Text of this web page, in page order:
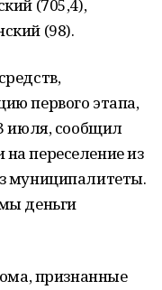
(705,4),
(98).
первого этапа,
июля, сообщил
переселение из
муниципалитеты.
деньги
признанные